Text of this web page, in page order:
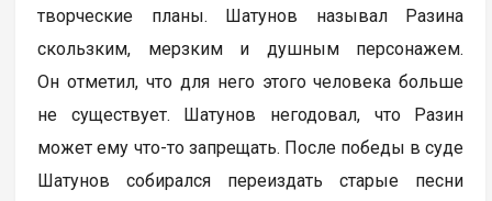
творческие планы. Шатунов называл Разина
скользким, мерзким и душным персонажем.
Он отметил, что для него этого человека больше
не существует. Шатунов негодовал, что Разин
может ему что-то запрещать. После победы в суде
Шатунов собирался переиздать старые песни